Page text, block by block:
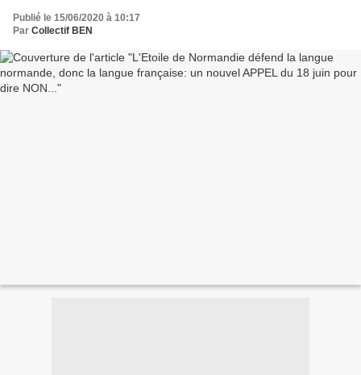
Publié le 15/06/2020 à 10:17
Par Collectif BEN